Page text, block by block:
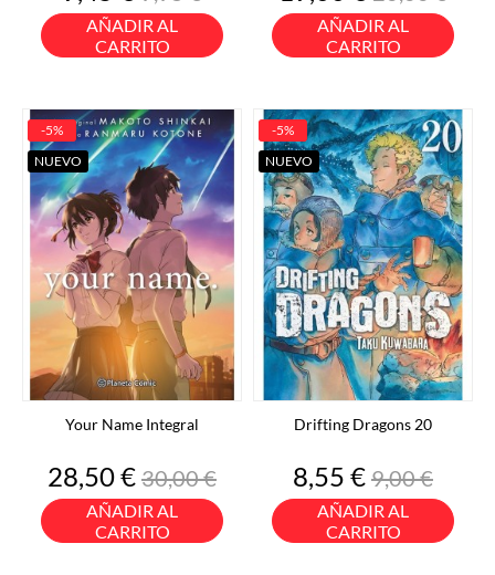
base
AÑADIR AL
CARRITO
base
AÑADIR AL
CARRITO
Your Name Integral
Precio
28,50 €Precio
base
30,00 €
AÑADIR AL
CARRITO
-5%
NUEVO
Drifting Dragons 20
Precio
8,55 €Precio
base
9,00 €
AÑADIR AL
CARRITO
-5%
NUEVO